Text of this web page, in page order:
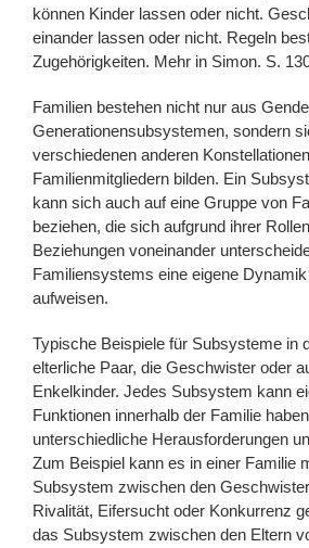
können Kinder lassen oder nicht.
einander lassen oder nicht. Regeln
Zugehörigkeiten. Mehr in Simon. S.
Familien bestehen nicht nur aus
Generationensubsystemen, sondern
verschiedenen anderen
Familienmitgliedern bilden. Ein
kann sich auch auf eine Gruppe von
beziehen, die sich aufgrund ihrer
Beziehungen voneinander
Familiensystems eine eigene
aufweisen.
Typische Beispiele für Subsysteme in
elterliche Paar, die Geschwister oder
Enkelkinder. Jedes Subsystem kann
Funktionen innerhalb der Familie
unterschiedliche Herausforderungen
Zum Beispiel kann es in einer Familie
Subsystem zwischen den
Rivalität, Eifersucht oder Konkurrenz
das Subsystem zwischen den Eltern